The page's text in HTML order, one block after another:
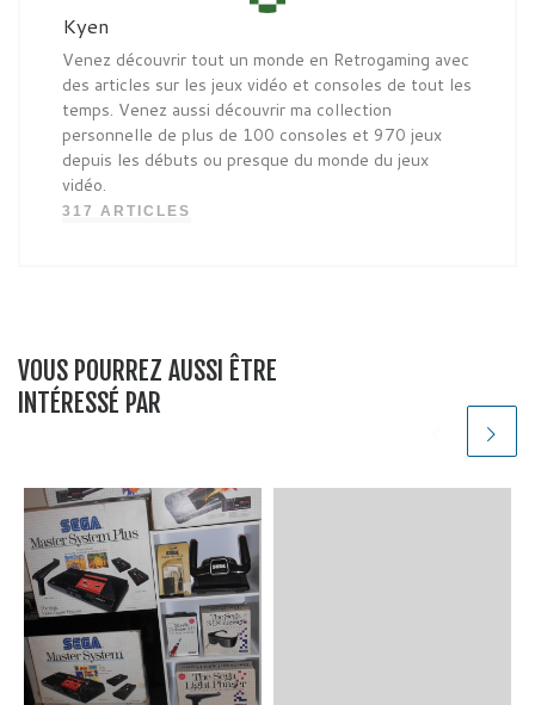
Kyen
Venez découvrir tout un monde en Retrogaming avec
des articles sur les jeux vidéo et consoles de tout les
temps. Venez aussi découvrir ma collection
personnelle de plus de 100 consoles et 970 jeux
depuis les débuts ou presque du monde du jeux
vidéo.
317 ARTICLES
VOUS POURREZ AUSSI ÊTRE
INTÉRESSÉ PAR